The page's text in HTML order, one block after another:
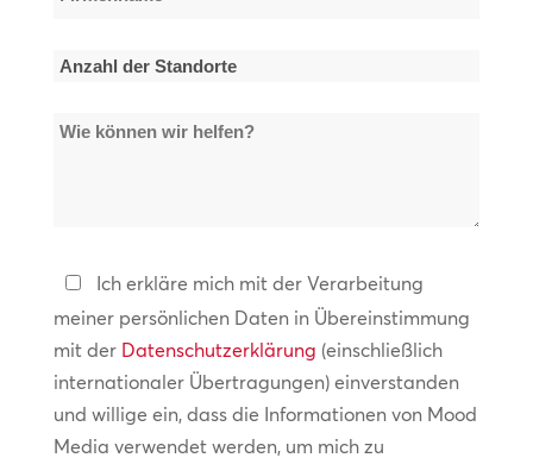
Anzahl
Standorte
Wie
Datenschutzerklärung
*
Ich erkläre mich mit der Verarbeitung
meiner persönlichen Daten in Übereinstimmung
mit der Datenschutzerklärung (einschließlich
internationaler Übertragungen) einverstanden
und willige ein, dass die Informationen von Mood
Media verwendet werden, um mich zu